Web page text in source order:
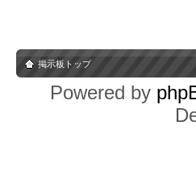
掲示板トップ
Powered by